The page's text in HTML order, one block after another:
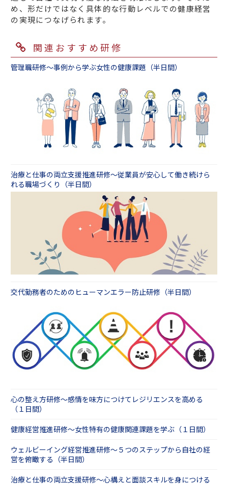
め、形だけではなく具体的な行動レベルでの健康経営
の実現につなげられます。
関連おすすめ研修
管理職研修～事例から学ぶ女性の健康課題（半日間）
治療と仕事の両立支援推進研修～従業員が安心して働き続けら
れる職場づくり（半日間）
交代勤務者のためのヒューマンエラー防止研修（半日間）
心の整え方研修～感情を味方につけてレジリエンスを高める
（１日間）
健康経営推進研修～女性特有の健康関連課題を学ぶ（１日間）
ウェルビーイング経営推進研修～５つのステップから自社の経
営を俯瞰する（半日間）
治療と仕事の両立支援研修～心構えと面談スキルを身につける